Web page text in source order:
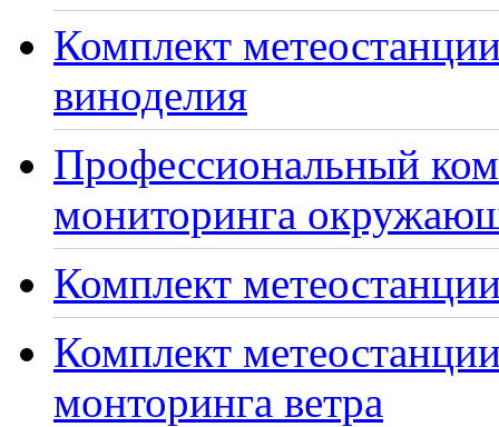
Комплект
виноделия
Профессиональный
мониторинга
Комплект
Комплект
монторинга ветра